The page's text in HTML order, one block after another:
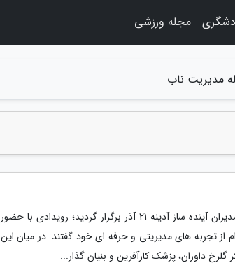
مدیریت ناب
سومین رویداد TEDx یزد با عنوان مدیران آینده ساز آدینه 21 آذر برگزار گردید؛ رویدادی با حضور
تجربه های مدیریتی و حرفه ای خود گفتند. در میان این
گلرخ داوران، پزشک کارآفرین و بنیان گذار...
مجله ورزشی